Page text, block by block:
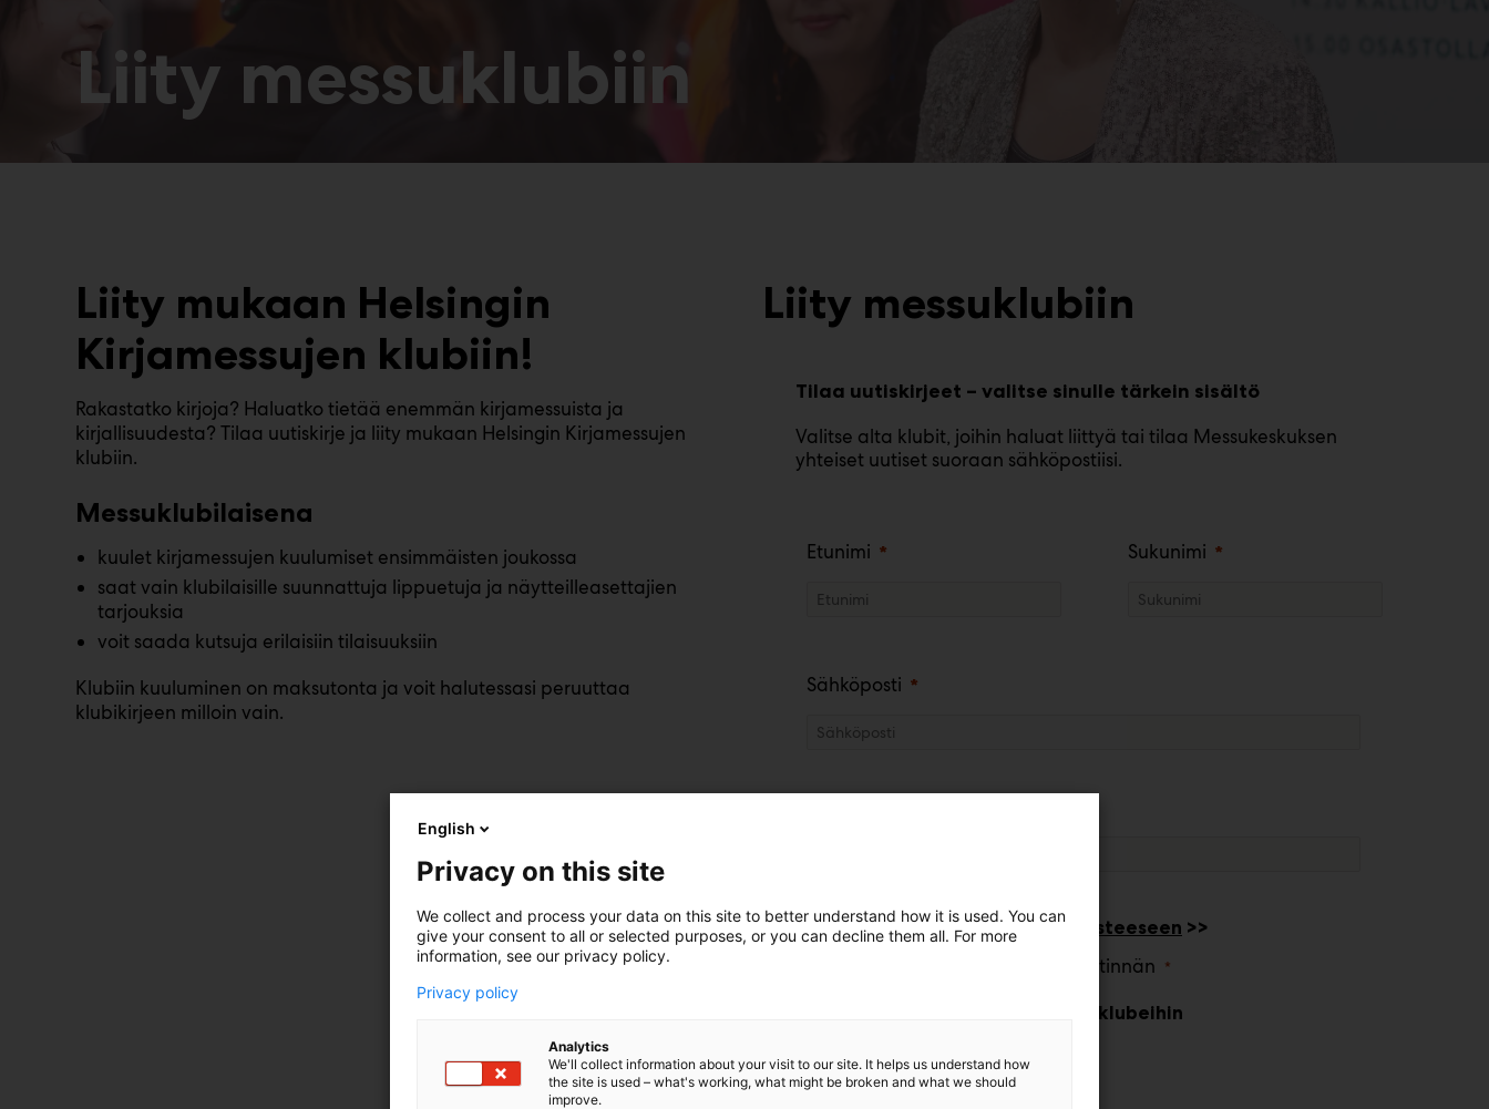
Liity messuklubiin
Liity mukaan Helsingin
Kirjamessujen klubiin!
Rakastatko kirjoja? Haluatko tietää enemmän kirjamessuista ja
kirjallisuudesta? Tilaa uutiskirje ja liity mukaan Helsingin Kirjamessujen
klubiin.
Messuklubilaisena
kuulet kirjamessujen kuulumiset ensimmäisten joukossa
saat vain klubilaisille suunnattuja lippuetuja ja näytteilleasettajien
tarjouksia
voit saada kutsuja erilaisiin tilaisuuksiin
Klubiin kuuluminen on maksutonta ja voit halutessasi peruuttaa
klubikirjeen milloin vain.
Liity messuklubiin
Tilaa uutiskirjeet – valitse sinulle tärkein sisältö
Valitse alta klubit, joihin haluat liittyä tai tilaa Messukeskuksen
yhteiset uutiset suoraan sähköpostiisi.
Etunimi Sukunimi
Sähköposti
Olen tutustunuttietosuojaselosteeseen >>
Hyväksyn Messukeskuksen viestinnän
Haluan liittyä seuraaviin messuklubeihin
Auto & Mobility
English
Privacy on this site
We collect and process your data on this site to better understand how it is used. You can
give your consent to all or selected purposes, or you can decline them all. For more
information, see our privacy policy.
Privacy policy
Analytics
We'll collect information about your visit to our site. It helps us understand how
the site is used – what's working, what might be broken and what we should
improve.